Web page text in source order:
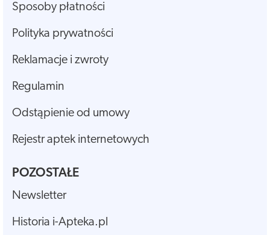
Sposoby płatności
Polityka prywatności
Reklamacje i zwroty
Regulamin
Odstąpienie od umowy
Rejestr aptek internetowych
POZOSTAŁE
Newsletter
Historia i-Apteka.pl